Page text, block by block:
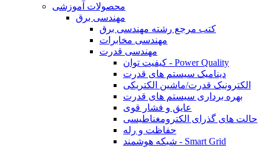
محصولات آموزشی
مهندسی برق
کتب مرجع رشته مهندسی برق
مهندسی مخابرات
مهندسی قدرت
کیفیت توان - Power Quality
دینامیک سیستم های قدرت
الکترونیک قدرت/ماشین الکتریکی
بهره برداری سیستم های قدرت
عایق و فشار قوی
حالت های گذرای الکترومغناطیسی
حفاظت و رله
شبکه هوشمند - Smart Grid